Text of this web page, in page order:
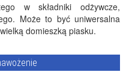
w składniki odżywcze,
Może to być uniwersalna
domieszką piasku.